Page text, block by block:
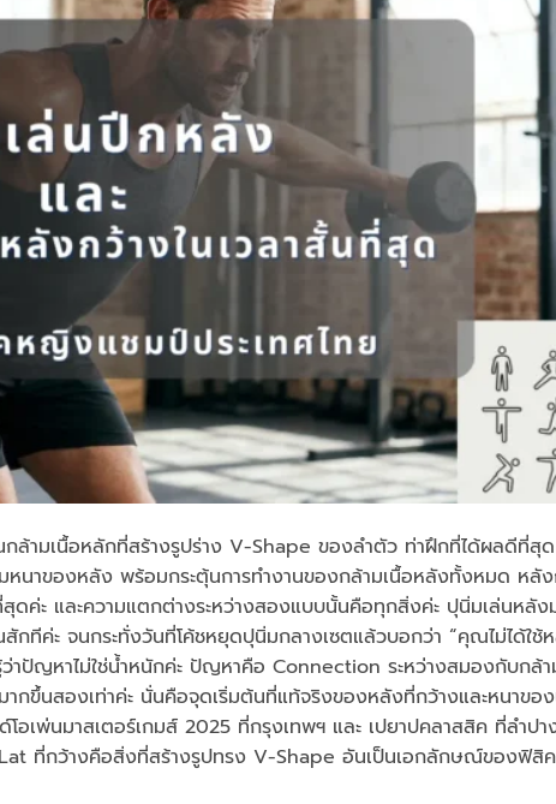
ล้ามเนื้อหลักที่สร้างรูปร่าง V-Shape ของลำตัว ท่าฝึกที่ได้ผลดีที่สุ
นาของหลัง พร้อมกระตุ้นการทำงานของกล้ามเนื้อหลังทั้งหมด หลัง
ดค่ะ และความแตกต่างระหว่างสองแบบนั้นคือทุกสิ่งค่ะ ปุนิ่มเล่นหลัง
กทีค่ะ จนกระทั่งวันที่โค้ชหยุดปุนิ่มกลางเซตแล้วบอกว่า “คุณไม่ได้ใช้
ว่าปัญหาไม่ใช่น้ำหนักค่ะ ปัญหาคือ Connection ระหว่างสมองกับกล้
ขึ้นสองเท่าค่ะ นั่นคือจุดเริ่มต้นที่แท้จริงของหลังที่กว้างและหนาขอ
เพ่นมาสเตอร์เกมส์ 2025 ที่กรุงเทพฯ และ เปยาปคลาสสิค ที่ลำป
Lat ที่กว้างคือสิ่งที่สร้างรูปทรง V-Shape อันเป็นเอกลักษณ์ของฟิสิ